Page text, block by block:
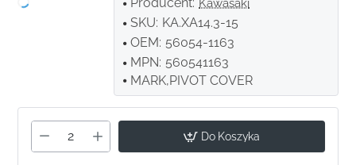
Kawasaki
SKU: KA.XA14.3-15
OEM: 56054-1163
MPN: 560541163
MARK,PIVOT COVER
Do Koszyka